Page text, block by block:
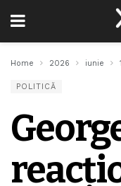
Home 2026 iunie
POLITICĂ